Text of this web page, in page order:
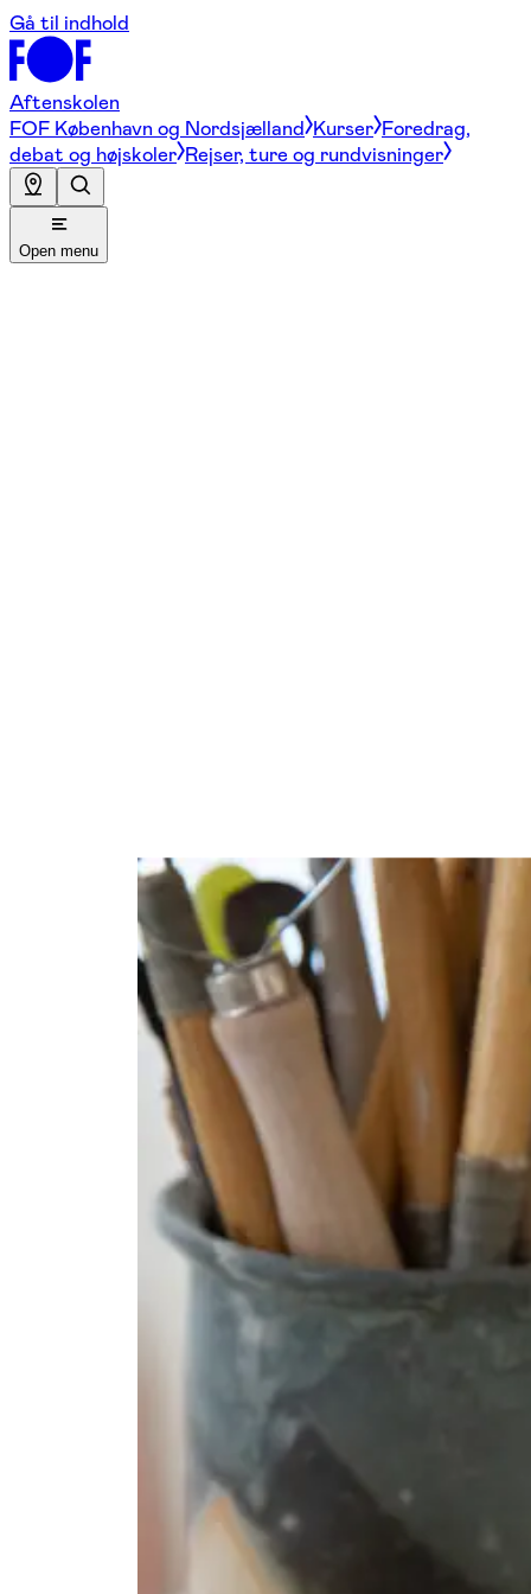
Gå til indhold
Aftenskolen
FOF København og Nordsjælland Kurser Foredrag,
debat og højskoler Rejser, ture og rundvisninger
Open menu